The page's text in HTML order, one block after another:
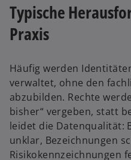
Typische
Praxis
Häufig werden
verwaltet, ohne den
abzubilden. Rechte
bisher“ vergeben, statt
leidet die Datenqualität:
unklar, Bezeichnungen
Risikokennzeichnungen